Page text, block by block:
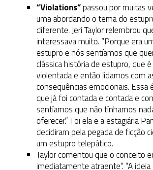
“Violations”passou por muitas
uma abordando o tema do
diferente. Jeri Taylor relembrou
interessava muito. “Porque era
estupro e nós sentíamos que
clássica história de estupro, que
violentada e então lidamos com
consequências emocionais. Essa
que já foi contada e contada e
sentíamos que não tínhamos
oferecer.” Foi ela e a estagiária
decidiram pela pegada de ficção
um estupro telepático.
Taylor comentou que o conceito
imediatamente atraente”. “A